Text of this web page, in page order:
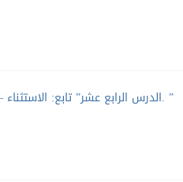
الدرس الرابع عشر” تابع: الاستثناء – دراسة تطبيقية. ”